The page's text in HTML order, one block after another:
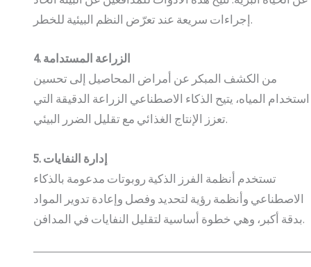
إجراءات سريعة عند تعرّض النظم البيئية للخطر.
4. الزراعة المستدامة
من الكشف المبكر عن أمراض المحاصيل إلى تحسين
استخدام المياه، يتيح الذكاء الاصطناعي الزراعة الدقيقة التي
تعزز الإنتاج الغذائي مع تقليل الضرر البيئي.
5. إدارة النفايات
تستخدم أنظمة الفرز الذكية روبوتات مدعومة بالذكاء
الاصطناعي وأنظمة رؤية لتحديد وفصل وإعادة تدوير المواد
بدقة أكبر، وهي خطوة أساسية لتقليل النفايات في المدافن.